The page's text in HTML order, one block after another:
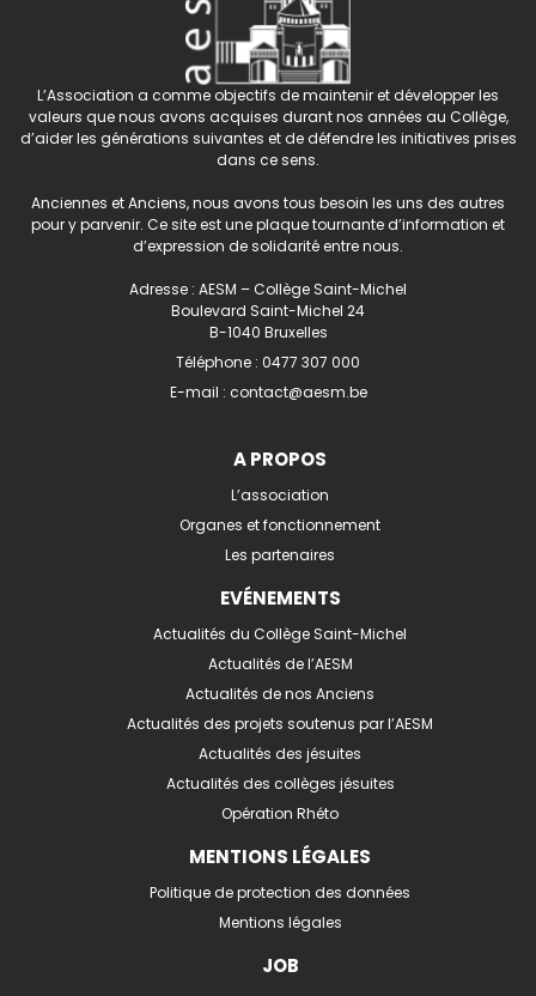
L’Association a comme objectifs de maintenir et développer les
valeurs que nous avons acquises durant nos années au Collège,
d’aider les générations suivantes et de défendre les initiatives prises
dans ce sens.
Anciennes et Anciens, nous avons tous besoin les uns des autres
pour y parvenir. Ce site est une plaque tournante d’information et
d’expression de solidarité entre nous.
Adresse : AESM – Collège Saint-Michel
Boulevard Saint-Michel 24
B-1040 Bruxelles
Téléphone : 0477 307 000
E-mail : contact@aesm.be
A PROPOS
L’association
Organes et fonctionnement
Les partenaires
EVÉNEMENTS
Actualités du Collège Saint-Michel
Actualités de l’AESM
Actualités de nos Anciens
Actualités des projets soutenus par l’AESM
Actualités des jésuites
Actualités des collèges jésuites
Opération Rhéto
MENTIONS LÉGALES
Politique de protection des données
Mentions légales
JOB